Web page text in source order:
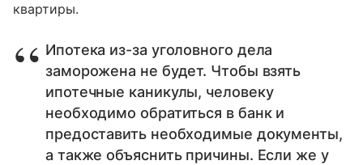
квартиры.
Ипотека из-за уголовного дела
заморожена не будет. Чтобы взять
ипотечные каникулы, человеку
необходимо обратиться в банк и
предоставить необходимые документы,
а также объяснить причины. Если же у